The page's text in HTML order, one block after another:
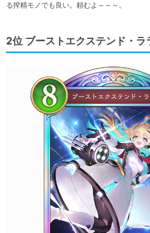
る搾精モノでも良い。頼むよ～～～。
2位 ブーストエクステンド・ラ